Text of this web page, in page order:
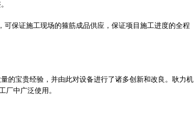
可保证施工现场的箍筋成品供应，保证项目施工进度的全程
的宝贵经验，并由此对设备进行了诸多创新和改良。 耿力机
厂中广泛使用。